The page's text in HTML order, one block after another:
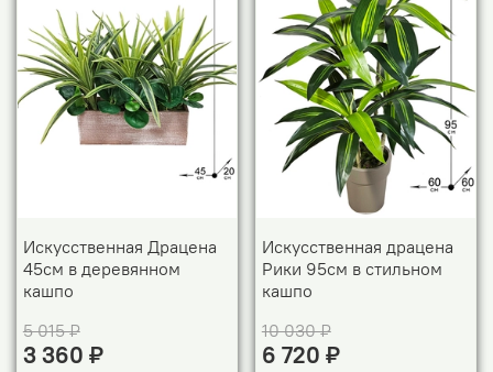
Искусственная Драцена
45см в деревянном
кашпо
5 015 ₽
3 360 ₽
Искусственная драцена
Рики 95см в стильном
кашпо
10 030 ₽
6 720 ₽